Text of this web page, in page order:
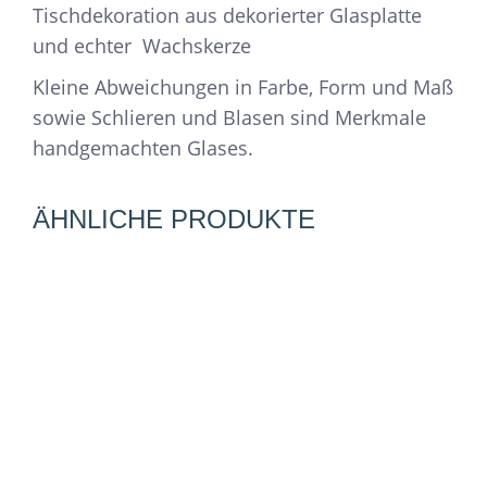
Tischdekoration aus dekorierter Glasplatte
und echter Wachskerze
Kleine Abweichungen in Farbe, Form und Maß
sowie Schlieren und Blasen sind Merkmale
handgemachten Glases.
ÄHNLICHE PRODUKTE